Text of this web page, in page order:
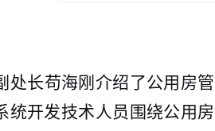
处长苟海刚介绍了公用房
统开发技术人员围绕公用